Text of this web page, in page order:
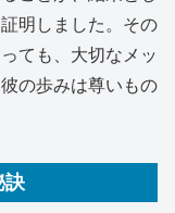
明しました。その
ても、大切なメッ
の歩みは尊いもの
訣